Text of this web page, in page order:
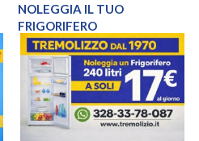
NOLEGGIA IL TUO
FRIGORIFERO